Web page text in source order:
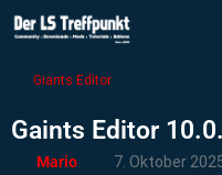
Giants Editor
Gaints Editor
Mario 7. Oktober